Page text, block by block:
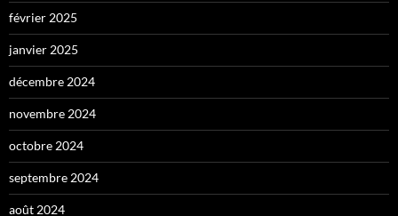
février 2025
janvier 2025
décembre 2024
novembre 2024
octobre 2024
septembre 2024
août 2024